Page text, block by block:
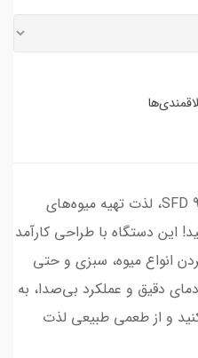
با میوه خشک کن سنکور مدل SFD 950، لذت تهیه میوه‌های
این دستگاه با طراحی کارآمد
انواع میوه، سبزی و حتی
دقیق و عملکرد بی‌صدا، به
و از طعمی طبیعی لذت